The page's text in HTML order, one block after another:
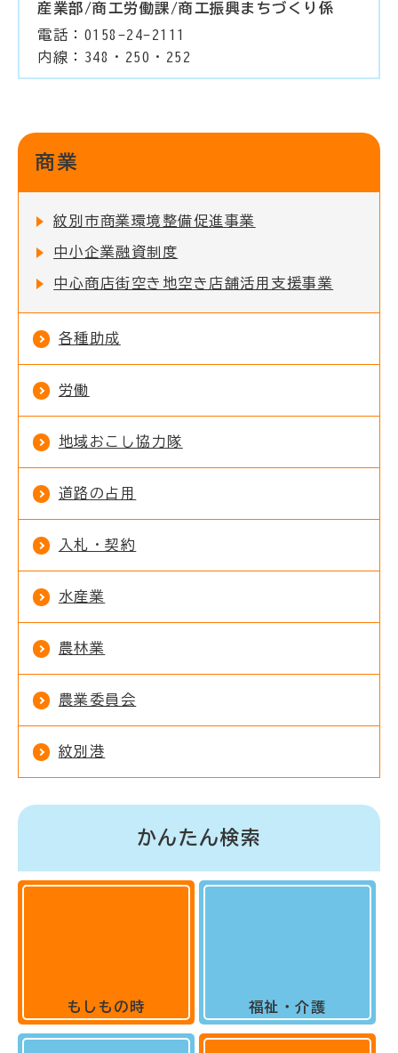
産業部/商工労働課/商工振興まちづくり係
電話：0158-24-2111
内線：348・250・252
商業
紋別市商業環境整備促進事業
中小企業融資制度
中心商店街空き地空き店舗活用支援事業
各種助成
労働
地域おこし協力隊
道路の占用
入札・契約
水産業
農林業
農業委員会
紋別港
かんたん検索
もしもの時 福祉・介護